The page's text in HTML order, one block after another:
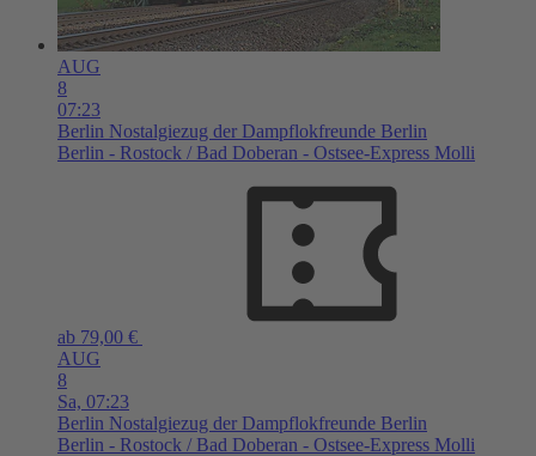
AUG
8
07:23
Berlin Nostalgiezug der Dampflokfreunde Berlin
Berlin - Rostock / Bad Doberan - Ostsee-Express Molli
ab 79,00 €
AUG
8
Sa, 07:23
Berlin Nostalgiezug der Dampflokfreunde Berlin
Berlin - Rostock / Bad Doberan - Ostsee-Express Molli